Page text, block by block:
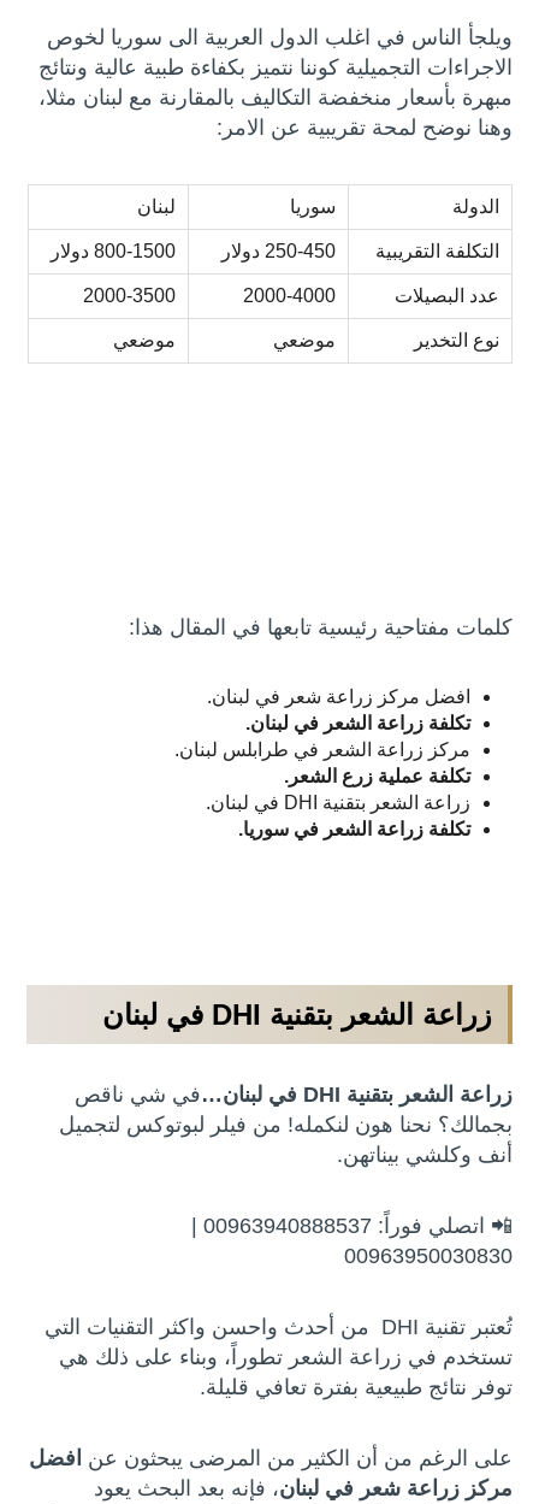
ويلجأ الناس في اغلب الدول العربية الى سوريا لخوص
الاجراءات التجميلية كوننا نتميز بكفاءة طبية عالية ونتائج
مبهرة بأسعار منخفضة التكاليف بالمقارنة مع لبنان مثلا،
وهنا نوضح لمحة تقريبية عن الامر:
الدولة سوريا لبنان
التكلفة التقريبية 250-450 دولار 800-1500 دولار
عدد البصيلات 2000-4000
2000-3500
نوع التخدير موضعي موضعي
كلمات مفتاحية رئيسية تابعها في المقال هذا:
افضل مركز زراعة شعر في لبنان.
تكلفة زراعة الشعر في لبنان.
مركز زراعة الشعر في طرابلس لبنان.
تكلفة عملية زرع الشعر.
زراعة الشعر بتقنية DHI في لبنان.
تكلفة زراعة الشعر في سوريا.
زراعة الشعر بتقنية DHI في لبنان
زراعة الشعر بتقنية DHI في لبنان…في شي ناقص
بجمالك؟ نحنا هون لنكمله! من فيلر لبوتوكس لتجميل
أنف وكلشي بيناتهن.
📲 اتصلي فوراً: 00963940888537 |
00963950030830
تُعتبر تقنية DHI من أحدث واحسن واكثر التقنيات التي
تستخدم في زراعة الشعر تطوراً، وبناء على ذلك هي
توفر نتائج طبيعية بفترة تعافي قليلة.
على الرغم من أن الكثير من المرضى يبحثون عن افضل
مركز زراعة شعر في لبنان، فإنه بعد البحث يعود